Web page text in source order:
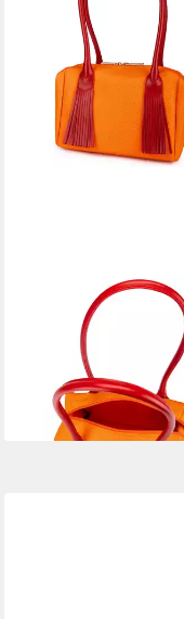
Schultertasche LENNY
199,00 €
lieferbar - in 5-6 Werktagen